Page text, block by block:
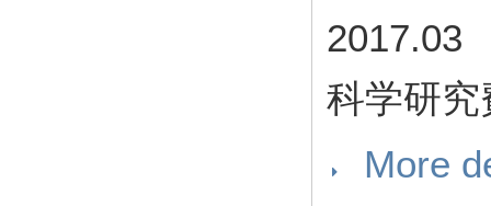
2017.03
科学研
More